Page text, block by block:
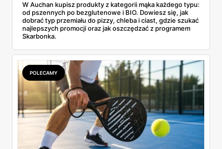
W Auchan kupisz produkty z kategorii mąka każdego typu:
od pszennych po bezglutenowe i BIO. Dowiesz się, jak
dobrać typ przemiału do pizzy, chleba i ciast, gdzie szukać
najlepszych promocji oraz jak oszczędzać z programem
Skarbonka.
POLECAMY